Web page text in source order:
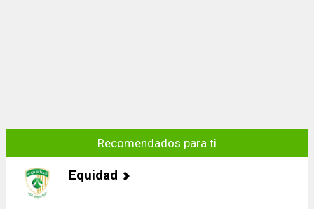
Recomendados para ti
Equidad